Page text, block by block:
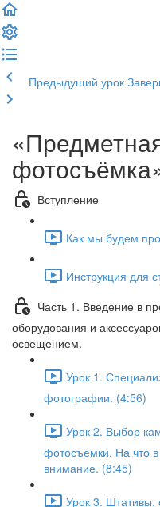
Предыдущий урок
Вступление
Как мы будем
Инструкция для
Часть 1. Введение в
оборудования и
освещением.
Урок 1.
фотографии. (4:56)
Урок 2. Выбор
фотосъемки. На что
внимание. (8:45)
Урок 3. Штативы,